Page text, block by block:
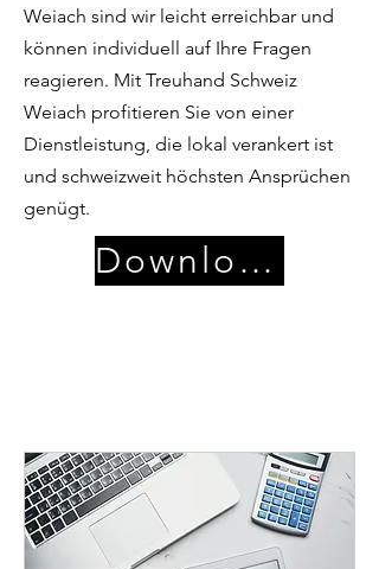
Weiach sind wir leicht erreichbar und
können individuell auf Ihre Fragen
reagieren. Mit Treuhand Schweiz
Weiach profitieren Sie von einer
Dienstleistung, die lokal verankert ist
und schweizweit höchsten Ansprüchen
genügt.
Download